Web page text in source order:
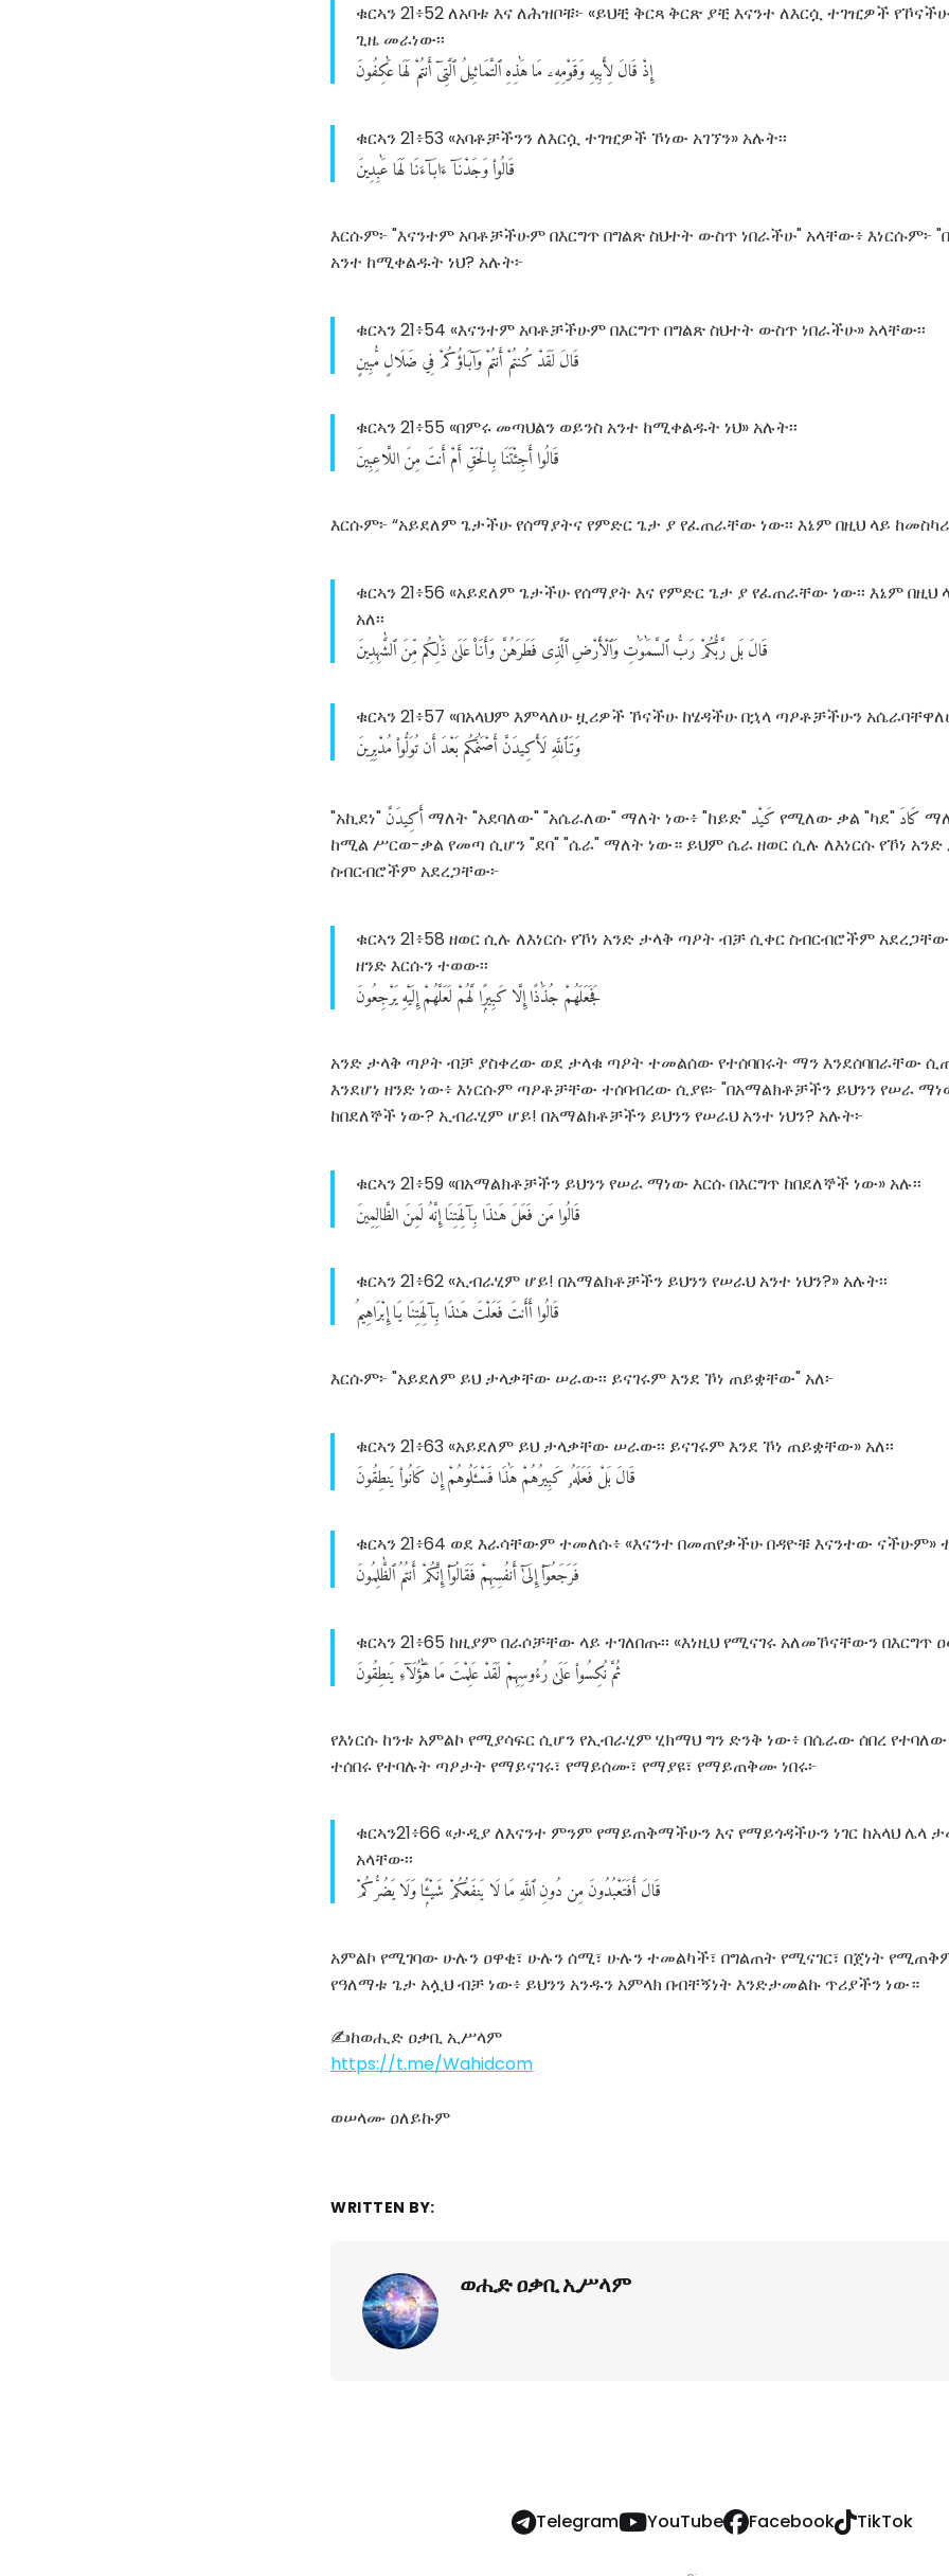
ቁርኣን 21፥52 ለአባቱ እና ለሕዝቦቹ፦ «ይህቺ ቅርጻ ቅርጽ ያቺ እናንተ ለእርሷ ተገዢዎች
ጊዜ መራነው፡፡
إِذْقَالَلِأَبِيهِوَقَوْمِهِۦمَاهَٰذِهِٱلتَّمَاثِيلُٱلَّتِىٓأَنتُمْلَهَاعَٰكِفُونَ
ቁርኣን 21፥53 «አባቶቻችንን ለእርሷ ተገዢዎች ኾነው አገኘን» አሉት፡፡
قَالُوا۟وَجَدْنَآءَابَآءَنَالَهَاعَٰبِدِينَ
እርሱም፦ "እናንተም አባቶቻችሁም በእርግጥ በግልጽ ስህተት ውስጥ ነበራችሁ" አላቸው፥ እነርሱም፦
አንተ ከሚቀልዱት ነህ? አሉት፦
ቁርኣን 21፥54 «እናንተም አባቶቻችሁም በእርግጥ በግልጽ ስህተት ውስጥ ነበራችሁ» አላቸው፡፡
قَالَلَقَدْكُنتُمْأَنتُمْوَآبَاؤُكُمْفِيضَلَالٍمُّبِينٍ
ቁርኣን 21፥55 «በምሩ መጣህልን ወይንስ አንተ ከሚቀልዱት ነህ» አሉት፡፡
قَالُواأَجِئْتَنَابِالْحَقِّأَمْأَنتَمِنَاللَّاعِبِينَ
እርሱም፦ “አይደለም ጌታችሁ የሰማያትና የምድር ጌታ ያ የፈጠራቸው ነው፡፡ እኔም በዚህ ላይ
ቁርኣን 21፥56 «አይደለም ጌታችሁ የሰማያት እና የምድር ጌታ ያ የፈጠራቸው ነው፡፡ እኔም በዚህ
አለ፡፡
قَالَبَلرَّبُّكُمْرَبُّٱلسَّمَٰوَٰتِوَٱلْأَرْضِٱلَّذِىفَطَرَهُنَّوَأَنَا۠عَلَىٰذَٰلِكُممِّنَٱلشَّٰهِدِينَ
ቁርኣን 21፥57 «በአላህም እምላለሁ ዟሪዎች ኾናችሁ ከሄዳችሁ በኋላ ጣዖቶቻችሁን
وَتَٱللَّهِلَأَكِيدَنَّأَصْنَٰمَكُمبَعْدَأَنتُوَلُّوا۟مُدْبِرِينَ
"አኪደነ"أَكِيدَنَّማለት "አደባለው" "አሴራለው" ማለት ነው፥ "ከይድ" كَيْد የሚለው ቃል "ካደ" كَادَ
ከሚል ሥርወ-ቃል የመጣ ሲሆን "ደባ" "ሴራ" ማለት ነው። ይህም ሴራ ዘወር ሲሉ ለእነርሱ የኾነ
ስብርብሮችም አደረጋቸው፦
ቁርኣን 21፥58 ዘወር ሲሉ ለእነርሱ የኾነ አንድ ታላቅ ጣዖት ብቻ ሲቀር ስብርብሮችም
ዘንድ እርሱን ተወው፡፡
فَجَعَلَهُمْجُذَٰذًاإِلَّاكَبِيرًۭالَّهُمْلَعَلَّهُمْإِلَيْهِيَرْجِعُونَ
አንድ ታላቅ ጣዖት ብቻ ያስቀረው ወደ ታላቁ ጣዖት ተመልሰው የተሰባበሩት ማን እንደሰባበራቸው
እንደሆነ ዘንድ ነው፥ እነርሱም ጣዖቶቻቸው ተሰባብረው ሲያዩ፦ "በአማልክቶቻችን ይህንን የሠራ
ከበደለኞች ነው? ኢብራሂም ሆይ! በአማልክቶቻችን ይህንን የሠራህ አንተ ነህን? አሉት፦
ቁርኣን 21፥59 «በአማልክቶቻችን ይህንን የሠራ ማነው እርሱ በእርግጥ ከበደለኞች ነው» አሉ፡፡
قَالُوامَنفَعَلَهَـٰذَابِآلِهَتِنَاإِنَّهُلَمِنَالظَّالِمِينَ
ቁርኣን 21፥62 «ኢብራሂም ሆይ! በአማልክቶቻችን ይህንን የሠራህ አንተ ነህን?» አሉት፡፡
قَالُواأَأَنتَفَعَلْتَهَـٰذَابِآلِهَتِنَايَاإِبْرَاهِيمُ
እርሱም፦ "አይደለም ይህ ታላቃቸው ሠራው፡፡ ይናገሩም እንደ ኾነ ጠይቋቸው" አለ፦
ቁርኣን 21፥63 «አይደለም ይህ ታላቃቸው ሠራው፡፡ ይናገሩም እንደ ኾነ ጠይቋቸው» አለ፡፡
قَالَبَلْفَعَلَهُۥكَبِيرُهُمْهَٰذَافَسْـَٔلُوهُمْإِنكَانُوا۟يَنطِقُونَ
ቁርኣን 21፥64 ወደ እራሳቸውም ተመለሱ፥ «እናንተ በመጠየቃችሁ በዳዮቹ እናንተው ናችሁም»
فَرَجَعُوٓا۟إِلَىٰٓأَنفُسِهِمْفَقَالُوٓا۟إِنَّكُمْأَنتُمُٱلظَّٰلِمُونَ
ቁርኣን 21፥65 ከዚያም በራሶቻቸው ላይ ተገለበጡ፡፡ «እነዚህ የሚናገሩ አለመኾናቸውን በእርግጥ
ثُمَّنُكِسُوا۟عَلَىٰرُءُوسِهِمْلَقَدْعَلِمْتَمَاهَٰٓؤُلَآءِيَنطِقُونَ
የእነርሱ ከንቱ አምልኮ የሚያሳፍር ሲሆን የኢብራሂም ሂክማህ ግን ድንቅ ነው፥ በሴራው ሰበረ
ተሰበሩ የተባሉት ጣዖታት የማይናገሩ፣ የማይሰሙ፣ የማያዩ፣ የማይጠቅሙ ነበሩ፦
ቁርኣን21፥66 «ታዲያ ለእናንተ ምንም የማይጠቅማችሁን እና የማይጎዳችሁን ነገር ከአላህ ሌላ
አላቸው፡፡
قَالَأَفَتَعْبُدُونَمِندُونِٱللَّهِمَالَايَنفَعُكُمْشَيْـًۭٔاوَلَايَضُرُّكُمْ
አምልኮ የሚገባው ሁሉን ዐዋቂ፣ ሁሉን ሰሚ፣ ሁሉን ተመልካች፣ በግልጠት የሚናገር፣ በጀነት
የዓለማቱ ጌታ አሏህ ብቻ ነው፥ ይህንን አንዱን አምላክ በብቸኝነት እንድታመልኩ ጥሪያችን ነው።
✍ከወሒድ ዐቃቢ ኢሥላም
https://t.me/Wahidcom
ወሠላሙ ዐለይኩም
WRITTEN BY:
ወሒድ ዐቃቢ ኢሥላም
Telegram YouTube Facebook TikTok